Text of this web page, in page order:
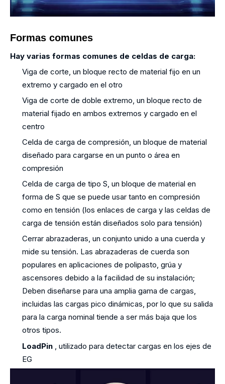
Formas comunes
Hay varias formas comunes de celdas de carga:
Viga de corte, un bloque recto de material fijo en un
extremo y cargado en el otro
Viga de corte de doble extremo, un bloque recto de
material fijado en ambos extremos y cargado en el
centro
Celda de carga de compresión, un bloque de material
diseñado para cargarse en un punto o área en
compresión
Celda de carga de tipo S, un bloque de material en
forma de S que se puede usar tanto en compresión
como en tensión (los enlaces de carga y las celdas de
carga de tensión están diseñados solo para tensión)
Cerrar abrazaderas, un conjunto unido a una cuerda y
mide su tensión. Las abrazaderas de cuerda son
populares en aplicaciones de polipasto, grúa y
ascensores debido a la facilidad de su instalación;
Deben diseñarse para una amplia gama de cargas,
incluidas las cargas pico dinámicas, por lo que su salida
para la carga nominal tiende a ser más baja que los
otros tipos.
LoadPin , utilizado para detectar cargas en los ejes de
EG